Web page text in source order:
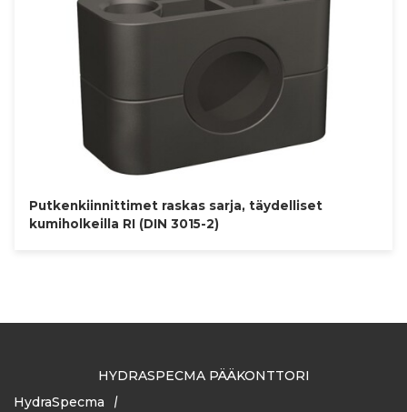
Putkenkiinnittimet raskas sarja, täydelliset
kumiholkeilla RI (DIN 3015-2)
HYDRASPECMA PÄÄKONTTORI
HydraSpecma